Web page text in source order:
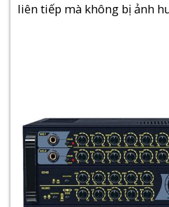
liên tiếp mà không bị ảnh